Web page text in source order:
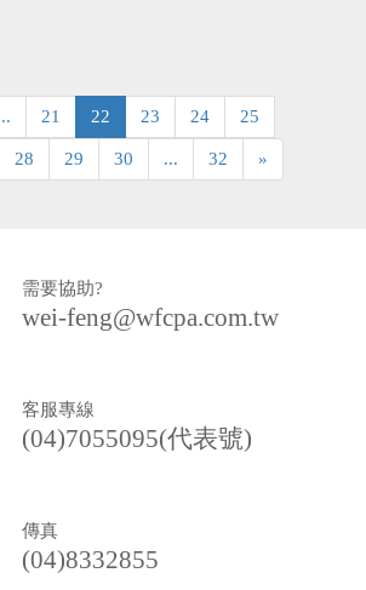
21 22 23 24 25
28 29 30 ... 32 »
需要協助?
wei-feng@wfcpa.com.tw
客服專線
(04)7055095(代表號)
傳真
(04)8332855